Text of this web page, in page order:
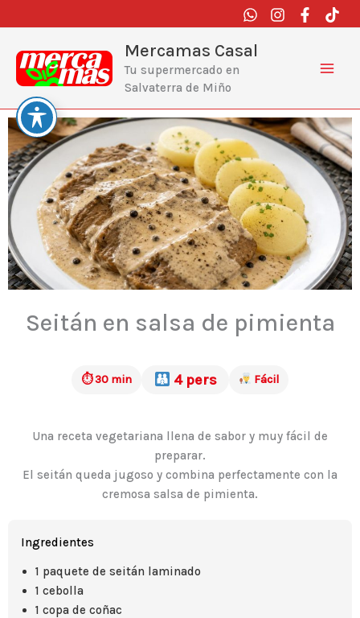
al
contenido
Mercamas Casal
Tu supermercado en
Salvaterra de Miño
Seitán en salsa de pimienta
⏱ 30 min 4 pers Fácil
Una receta vegetariana llena de sabor y muy fácil de
preparar.
El seitán queda jugoso y combina perfectamente con la
cremosa salsa de pimienta.
Ingredientes
1 paquete de seitán laminado
1 cebolla
1 copa de coñac